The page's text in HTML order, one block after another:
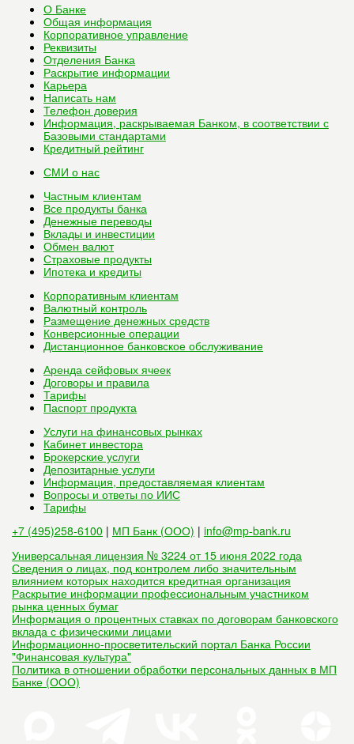
О Банке
Общая информация
Корпоративное управление
Реквизиты
Отделения Банка
Раскрытие информации
Карьера
Написать нам
Телефон доверия
Информация, раскрываемая Банком, в соответствии с
Базовыми стандартами
Кредитный рейтинг
СМИ о нас
Частным клиентам
Все продукты банка
Денежные переводы
Вклады и инвестиции
Обмен валют
Страховые продукты
Ипотека и кредиты
Корпоративным клиентам
Валютный контроль
Размещение денежных средств
Конверсионные операции
Дистанционное банковское обслуживание
Аренда сейфовых ячеек
Договоры и правила
Тарифы
Паспорт продукта
Услуги на финансовых рынках
Кабинет инвестора
Брокерские услуги
Депозитарные услуги
Информация, предоставляемая клиентам
Вопросы и ответы по ИИС
Тарифы
+7 (495)258-6100 | МП Банк (ООО) | info@mp-bank.ru
Универсальная лицензия № 3224 от 15 июня 2022 года
Сведения о лицах, под контролем либо значительным
влиянием которых находится кредитная организация
Раскрытие информации профессиональным участником
рынка ценных бумаг
Информация о процентных ставках по договорам банковского
вклада с физическими лицами
Информационно-просветительский портал Банка России
"Финансовая культура"
Политика в отношении обработки персональных данных в МП
Банке (ООО)